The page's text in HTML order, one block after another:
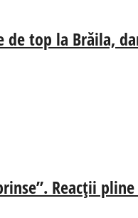
de top la Brăila,
Reacții